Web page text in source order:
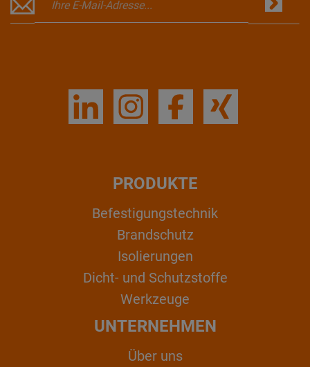
PRODUKTE
Befestigungstechnik
Brandschutz
Isolierungen
Dicht- und Schutzstoffe
Werkzeuge
UNTERNEHMEN
Über uns